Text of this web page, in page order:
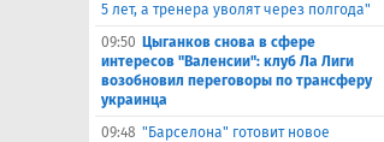
5 лет, а тренера уволят через полгода"
09:50 Цыганков снова в сфере
интересов "Валенсии": клуб Ла Лиги
возобновил переговоры по трансферу
украинца
09:48 ​"Барселона" готовит новое